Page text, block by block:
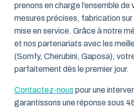
prenons en charge l’ensemble
mesures précises, fabrication sur
mise en service. Grâce à notre
et nos partenariats avec les
(Somfy, Cherubini, Gaposa),
parfaitement dès le premier jour.
Contactez-nous pour une
garantissons une réponse sous